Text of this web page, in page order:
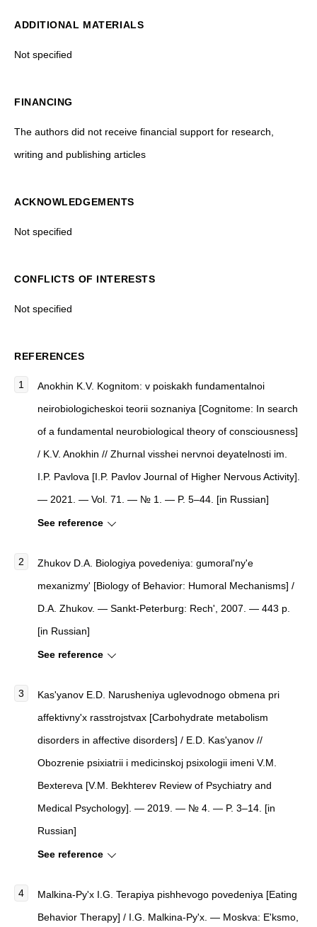
ADDITIONAL MATERIALS
Not specified
FINANCING
The authors did not receive financial support for research,
writing and publishing articles
ACKNOWLEDGEMENTS
Not specified
CONFLICTS OF INTERESTS
Not specified
REFERENCES
Anokhin K.V. Kognitom: v poiskakh fundamentalnoi
neirobiologicheskoi teorii soznaniya [Cognitome: In search
of a fundamental neurobiological theory of consciousness]
/ K.V. Anokhin // Zhurnal visshei nervnoi deyatelnosti im.
I.P. Pavlova [I.P. Pavlov Journal of Higher Nervous Activity].
— 2021. — Vol. 71. — № 1. — P. 5–44. [in Russian]
See reference
Zhukov D.A. Biologiya povedeniya: gumoral'ny'e
mexanizmy' [Biology of Behavior: Humoral Mechanisms] /
D.A. Zhukov. — Sankt-Peterburg: Rech', 2007. — 443 p.
[in Russian]
See reference
Kas'yanov E.D. Narusheniya uglevodnogo obmena pri
affektivny'x rasstrojstvax [Carbohydrate metabolism
disorders in affective disorders] / E.D. Kas'yanov //
Obozrenie psixiatrii i medicinskoj psixologii imeni V.M.
Bextereva [V.M. Bekhterev Review of Psychiatry and
Medical Psychology] . — 2019. — № 4. — P. 3–14. [in
Russian]
See reference
Malkina-Py'x I.G. Terapiya pishhevogo povedeniya [Eating
Behavior Therapy] / I.G. Malkina-Py'x. — Moskva: E'ksmo,